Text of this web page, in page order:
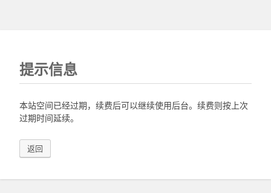
提示信息
本站空间已经过期，续费后可以继续使用后台。续费则按上次
过期时间延续。
返回